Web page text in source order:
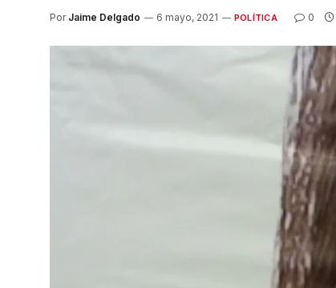
Por Jaime Delgado 6 mayo, 2021 POLÍTICA 0